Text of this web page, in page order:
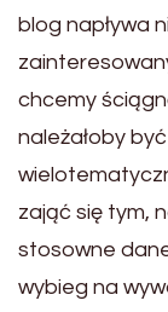
blog napływa
chcemy
należałoby
zająć się tym,
stosowne
wybieg na